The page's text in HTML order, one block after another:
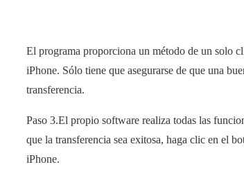
El programa proporciona un método de un solo
iPhone. Sólo tiene que asegurarse de que una
transferencia.
Paso 3.El propio software realiza todas las
que la transferencia sea exitosa, haga clic en el
iPhone.